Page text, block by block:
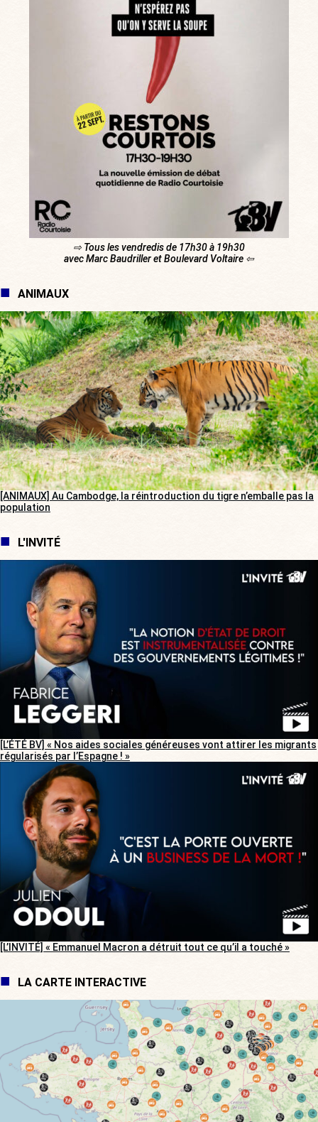
⇨ Tous les vendredis de 17h30 à 19h30
avec Marc Baudriller et Boulevard Voltaire ⇦
ANIMAUX
[ANIMAUX] Au Cambodge, la réintroduction du tigre n’emballe pas la
population
L'INVITÉ
[L’ÉTÉ BV] « Nos aides sociales généreuses vont attirer les migrants
régularisés par l’Espagne ! »
[L’INVITÉ] « Emmanuel Macron a détruit tout ce qu’il a touché »
LA CARTE INTERACTIVE